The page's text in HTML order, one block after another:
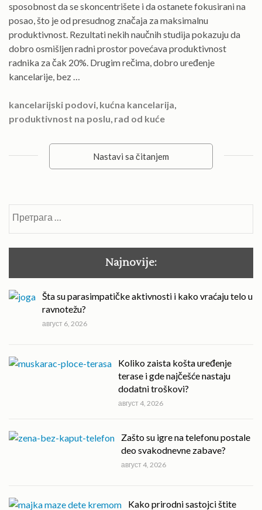
sposobnost da se skoncentrišete i da ostanete fokusirani na
posao, što je od presudnog značaja za maksimalnu
produktivnost. Rezultati nekih naučnih studija pokazuju da
dobro osmišljen radni prostor povećava produktivnost
radnika za čak 20%. Drugim rečima, dobro uređenje
kancelarije, bez …
kancelarijski podovi, kućna kancelarija,
produktivnost na poslu, rad od kuće
Nastavi sa čitanjem
Najnovije:
Šta su parasimpatičke aktivnosti i kako vraćaju telo u
ravnotežu?
август 6, 2026
Koliko zaista košta uređenje
terase i gde najčešće nastaju
dodatni troškovi?
август 4, 2026
Zašto su igre na telefonu postale
deo svakodnevne zabave?
август 4, 2026
Kako prirodni sastojci štite